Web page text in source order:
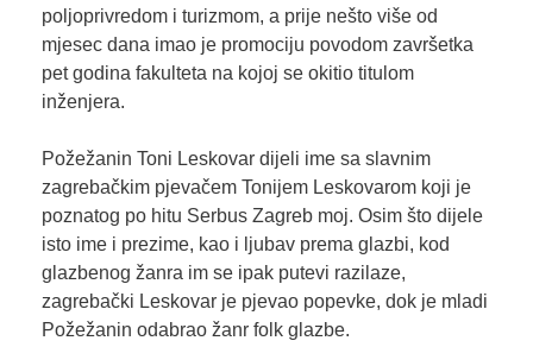
poljoprivredom i turizmom, a prije nešto više od
mjesec dana imao je promociju povodom završetka
pet godina fakulteta na kojoj se okitio titulom
inženjera.
Požežanin Toni Leskovar dijeli ime sa slavnim
zagrebačkim pjevačem Tonijem Leskovarom koji je
poznatog po hitu Serbus Zagreb moj. Osim što dijele
isto ime i prezime, kao i ljubav prema glazbi, kod
glazbenog žanra im se ipak putevi razilaze,
zagrebački Leskovar je pjevao popevke, dok je mladi
Požežanin odabrao žanr folk glazbe.